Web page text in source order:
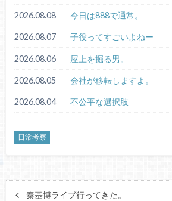
2026.08.08 今日は888で通常。
2026.08.07 子役ってすごいよねー
2026.08.06 屋上を掘る男。
2026.08.05 会社が移転しますよ。
2026.08.04 不公平な選択肢
日常考察
秦基博ライブ行ってきた。